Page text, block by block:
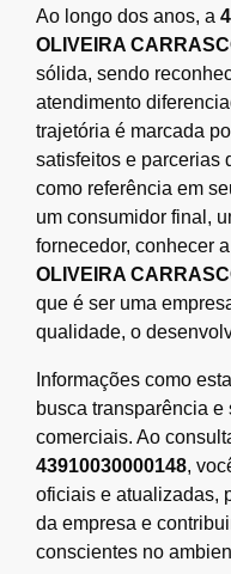
Ao longo dos anos, a
OLIVEIRA
sólida, sendo
atendimento
trajetória é marcada
satisfeitos e parcerias
como referência em
um consumidor final,
fornecedor, conhecer a
OLIVEIRA
que é ser uma
qualidade, o
Informações como
busca transparência
comerciais. Ao
43910030000148,
oficiais e atualizadas,
da empresa e
conscientes no